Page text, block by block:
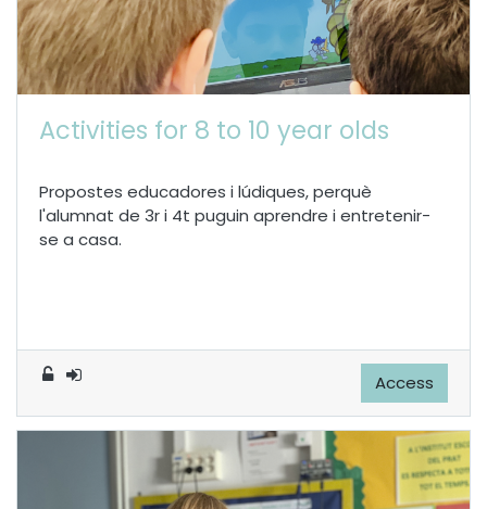
Activities for 8 to 10 year olds
Propostes educadores i lúdiques, perquè
l'alumnat de 3r i 4t puguin aprendre i entretenir-
se a casa.
Access